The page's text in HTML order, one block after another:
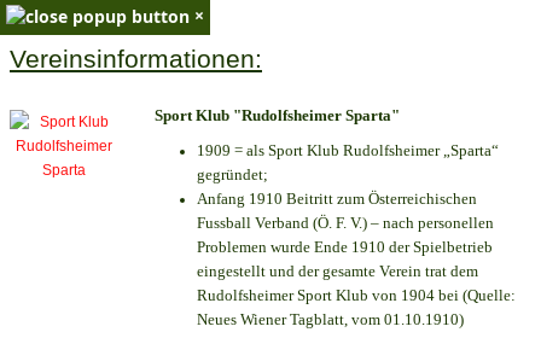
×
Vereinsinformationen:
Sport Klub "Rudolfsheimer Sparta"
1909 = als Sport Klub Rudolfsheimer „Sparta“
gegründet;
Anfang 1910 Beitritt zum Österreichischen
Fussball Verband (Ö. F. V.) – nach personellen
Problemen wurde Ende 1910 der Spielbetrieb
eingestellt und der gesamte Verein trat dem
Rudolfsheimer Sport Klub von 1904 bei (Quelle:
Neues Wiener Tagblatt, vom 01.10.1910)